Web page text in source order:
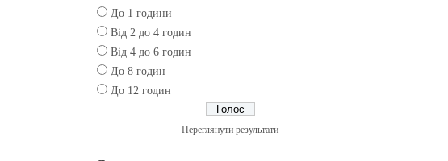
До 1 години
Від 2 до 4 годин
Від 4 до 6 годин
До 8 годин
До 12 годин
Переглянути результати